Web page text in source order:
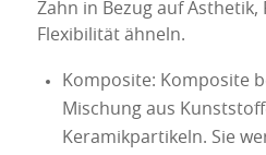
Zahn in Bezug auf Ästhetik,
Flexibilität ähneln.
Komposite: Komposite
Mischung aus
Keramikpartikeln. Sie